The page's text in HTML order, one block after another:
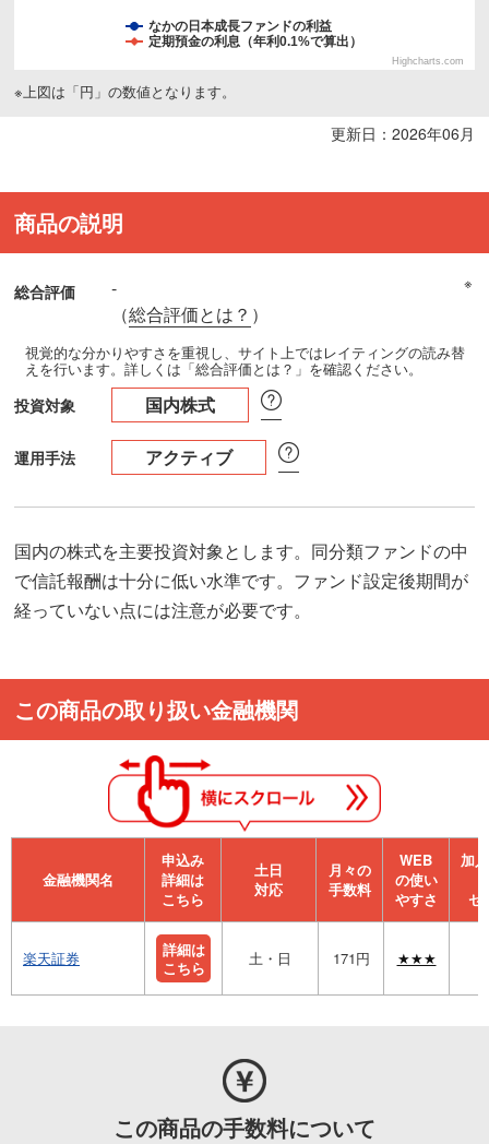
なかの日本成長ファンドの利益
定期預金の利息（年利0.1%で算出）
Highcharts.com
※上図は「円」の数値となります。
更新日：2026年06月
商品の説明
総合評価
-
（総合評価とは？ ）
※
視覚的な分かりやすさを重視し、サイト上ではレイティングの読み替
えを行います。詳しくは「総合評価とは？」を確認ください。
投資対象 国内株式
運用手法 アクティブ
国内の株式を主要投資対象とします。同分類ファンドの中
で信託報酬は十分に低い水準です。ファンド設定後期間が
経っていない点には注意が必要です。
この商品の取り扱い金融機関
金融機関名
申込み
詳細は
こちら
⼟⽇
対応
月々の
手数料
WEB
の使い
やすさ
加
セ
楽天証券
詳細は
こちら
土・日 171円 ★★★
この商品の手数料について